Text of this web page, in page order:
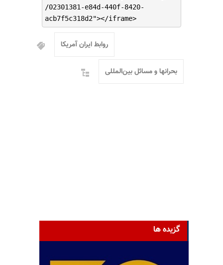
/02301381-e84d-440f-8420-
acb7f5c318d2"></iframe>
روابط ایران آمریکا
بحرانها و مسائل بین‌المللی
گزیده ها